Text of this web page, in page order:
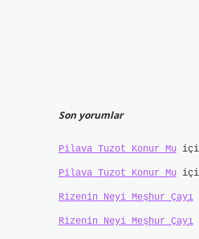
Son yorumlar
Pilava Tuzot Konur Mu
Pilava Tuzot Konur Mu
Rizenin Neyi Meşhur Çayı
Rizenin Neyi Meşhur Çayı